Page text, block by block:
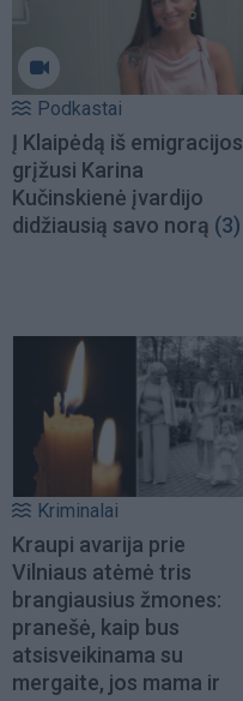
Podkastai
Į Klaipėdą iš emigracijos
grįžusi Karina
Kučinskienė įvardijo
didžiausią savo norą (3)
Kriminalai
Kraupi avarija prie
Vilniaus atėmė tris
brangiausius žmones:
pranešė, kaip bus
atsisveikinama su
mergaite, jos mama ir